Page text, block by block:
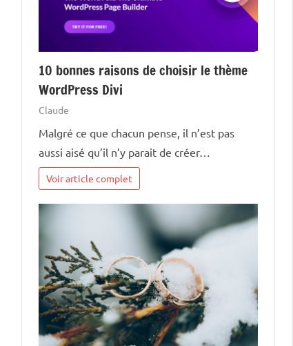
10 bonnes raisons de choisir le thème
WordPress Divi
Claude
Malgré ce que chacun pense, il n’est pas
aussi aisé qu’il n’y parait de créer…
Voir article complet